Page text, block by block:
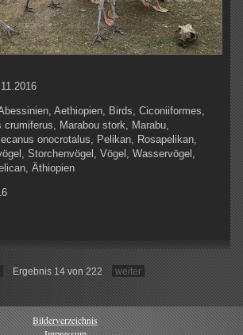
Aethiopien, Birds, Ciconiiformes,
Marabou stork, Marabu,
onocrotalus, Pelikan, Rosapelikan,
Storchenvögel, Vögel, Wasservögel,
Äthiopien
Ergebnis 14 von 222 weiter
Bilderverzeichnis